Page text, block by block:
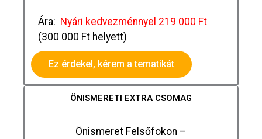
Ára: Nyári kedvezménnyel 219 000 Ft
(300 000 Ft helyett)
Ez érdekel, kérem a tematikát
ÖNISMERETI EXTRA CSOMAG
Önismeret Felsőfokon –